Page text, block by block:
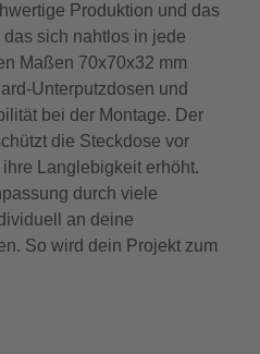
Produktion und das
sich nahtlos in jede
Maßen 70x70x32 mm
Unterputzdosen und
bei der Montage. Der
die Steckdose vor
Langlebigkeit erhöht.
durch viele
an deine
So wird dein Projekt zum